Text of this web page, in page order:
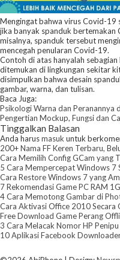
Mengingat bahwa virus Covid-19
jika banyak spanduk
misalnya, spanduk tersebut
mencegah penularan Covid-19.
Contoh di atas hanyalah
ditemukan di lingkungan sekitar
disimpulkan bahwa desain
gambar, warna, dan tulisan.
Baca Juga:
Psikologi Warna dan Peranannya
Pengertian Mockup, Fungsi dan
Tinggalkan Balasan
Anda harusmasukuntuk
200+ Nama FF Keren Terbaru,
Cara Memilih Config GCam yang
5 Cara Mempercepat Windows 7
Cara Restore Windows 7 yang
7 Rekomendasi Game PC RAM
4 Cara Memotong Gambar di
Cara Aktivasi Office 2010 Secara
Free Download Game Perang
3 Cara Melacak Nomor HP
10 Aplikasi Facebook